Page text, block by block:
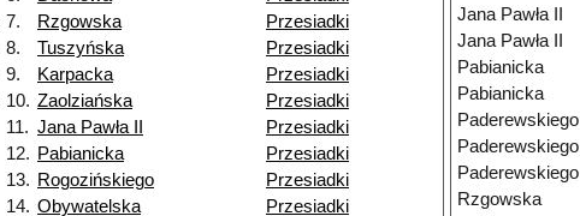
7. Rzgowska
Przesiadki
8. Tuszyńska
Przesiadki
9. Karpacka
Przesiadki
10. Zaolziańska
Przesiadki
11. Jana Pawła II
Przesiadki
12. Pabianicka
Przesiadki
13. Rogozińskiego
Przesiadki
14. Obywatelska Przesiadki
Jana Pawła II
Jana Pawła II
Pabianicka
Pabianicka
Paderewskiego
Paderewskiego
Paderewskiego
Rzgowska